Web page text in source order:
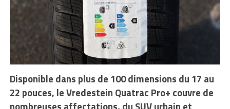
Disponible dans plus de 100 dimensions du 17 au
22 pouces, le Vredestein Quatrac Pro+ couvre de